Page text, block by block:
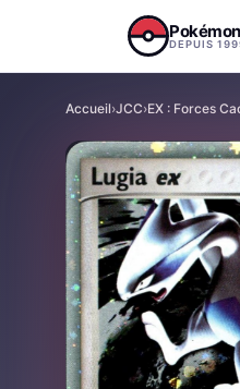
DEPUIS
Accueil›JCC›EX : Forces